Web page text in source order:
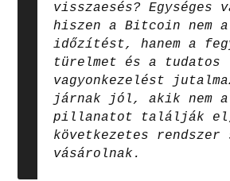
visszaesés? Egységes
hiszen a Bitcoin nem
időzítést, hanem a
türelmet és a tudatos
vagyonkezelést
járnak jól, akik nem
pillanatot találják el,
következetes
vásárolnak.